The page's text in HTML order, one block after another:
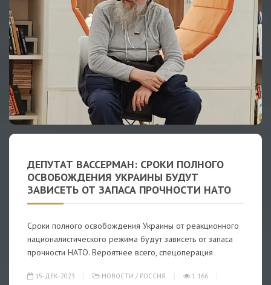
ДЕПУТАТ ВАССЕРМАН: СРОКИ ПОЛНОГО
ОСВОБОЖДЕНИЯ УКРАИНЫ БУДУТ
ЗАВИСЕТЬ ОТ ЗАПАСА ПРОЧНОСТИ НАТО
Сроки полного освобождения Украины от реакционного
националистического режима будут зависеть от запаса
прочности НАТО. Вероятнее всего, спецоперация
15-ДЕК-2023 НОВОСТИ / РОССИЯ 1 166